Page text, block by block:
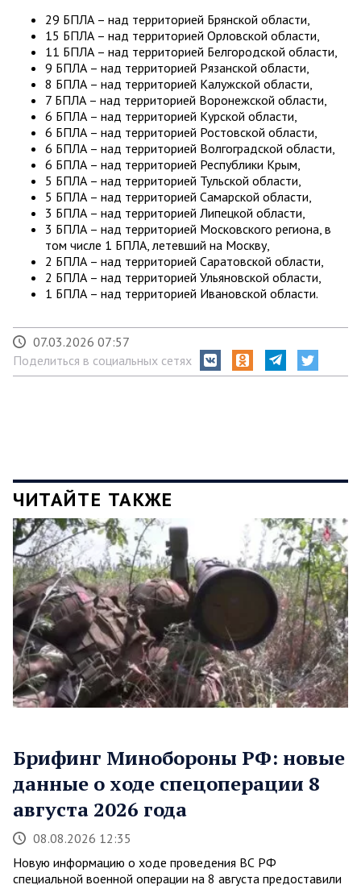
29 БПЛА – над территорией Брянской области,
15 БПЛА – над территорией Орловской области,
11 БПЛА – над территорией Белгородской области,
9 БПЛА – над территорией Рязанской области,
8 БПЛА – над территорией Калужской области,
7 БПЛА – над территорией Воронежской области,
6 БПЛА – над территорией Курской области,
6 БПЛА – над территорией Ростовской области,
6 БПЛА – над территорией Волгоградской области,
6 БПЛА – над территорией Республики Крым,
5 БПЛА – над территорией Тульской области,
5 БПЛА – над территорией Самарской области,
3 БПЛА – над территорией Липецкой области,
3 БПЛА – над территорией Московского региона, в
том числе 1 БПЛА, летевший на Москву,
2 БПЛА – над территорией Саратовской области,
2 БПЛА – над территорией Ульяновской области,
1 БПЛА – над территорией Ивановской области.
07.03.2026 07:57
Поделиться в социальных сетях
ЧИТАЙТЕ ТАКЖЕ
Брифинг Минобороны РФ: новые
данные о ходе спецоперации 8
августа 2026 года
08.08.2026 12:35
Новую информацию о ходе проведения ВС РФ
специальной военной операции на 8 августа предоставили